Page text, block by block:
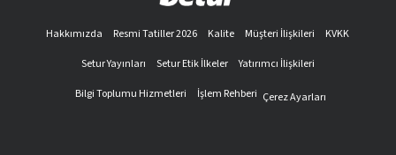
Hakkımızda Resmi Tatiller 2026 Kalite Müşteri İlişkileri
KVKK
Setur Yayınları
Setur Etik İlkeler
Yatırımcı İlişkileri
Bilgi Toplumu Hizmetleri
İşlem Rehberi Çerez Ayarları